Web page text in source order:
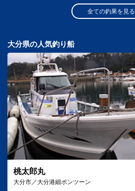
全ての釣果を見る
大分県の人気釣り船
桃太郎丸
大分市／大分港細ポンツーン